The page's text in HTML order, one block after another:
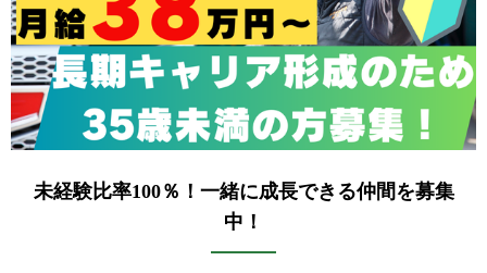
未経験比率100％！一緒に成長できる仲間を募集
中！